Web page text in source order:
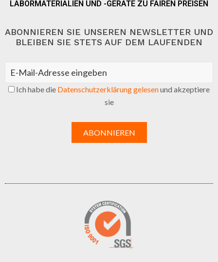
LABORMATERIALIEN UND -GERÄTE ZU FAIREN PREISEN
ABONNIEREN SIE UNSEREN NEWSLETTER UND
BLEIBEN SIE STETS AUF DEM LAUFENDEN
Ich habe die Datenschutzerklärung gelesenund akzeptiere
sie